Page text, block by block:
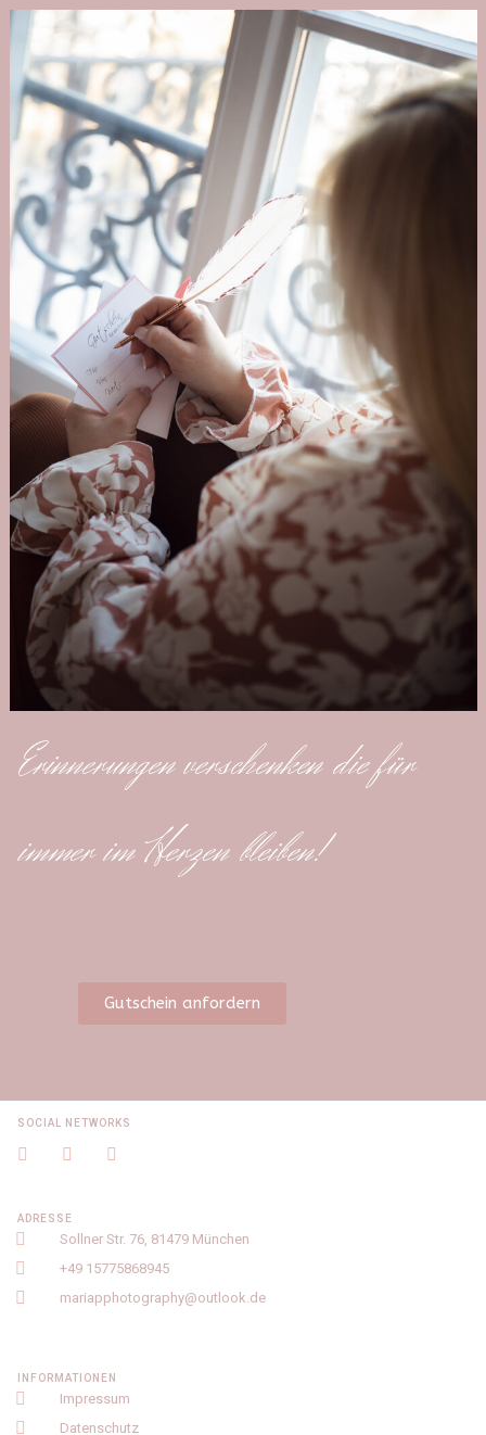
Erinnerungen verschenken die für
immer im Herzen bleiben!
Gutschein anfordern
INFORMATIONEN
Impressum
Datenschutz
ADRESSE
Sollner Str. 76, 81479 München
+49 15775868945
mariapphotography@outlook.de
SOCIAL NETWORKS